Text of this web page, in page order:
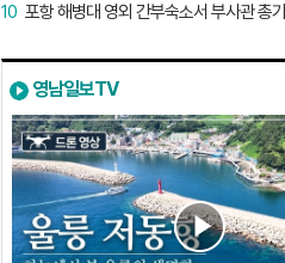
10
영남일보TV